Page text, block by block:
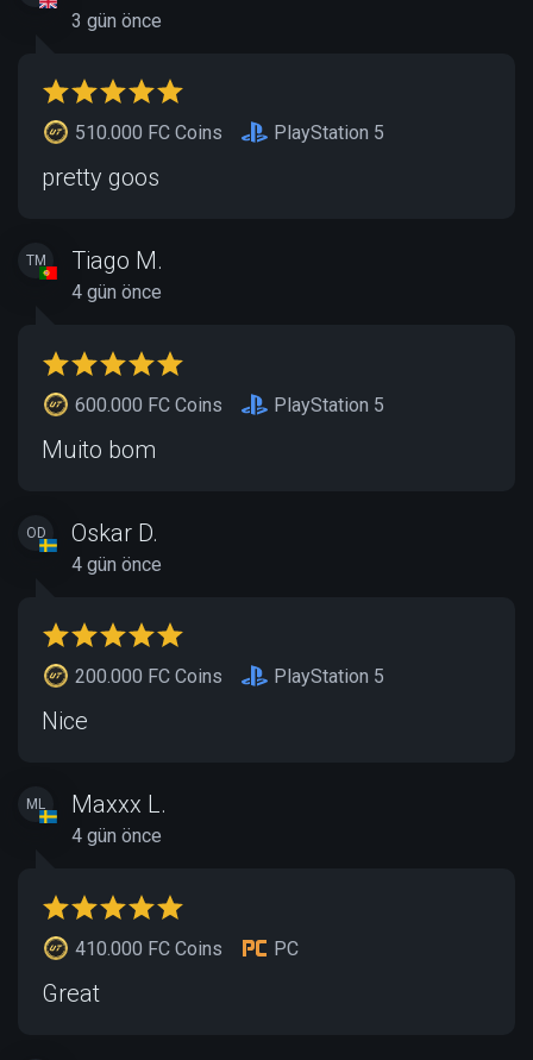
3 gün önce
510.000 FC Coins PlayStation 5
pretty goos
TM Tiago M.
4 gün önce
600.000 FC Coins PlayStation 5
Muito bom
OD Oskar D.
4 gün önce
200.000 FC Coins PlayStation 5
Nice
ML Maxxx L.
4 gün önce
410.000 FC Coins PC
Great